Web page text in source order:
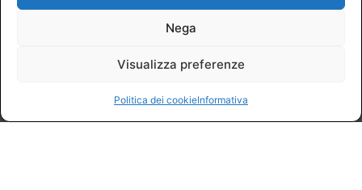
Nega
Visualizza preferenze
Politica dei cookieInformativa
GEOLOCALÌZZATI